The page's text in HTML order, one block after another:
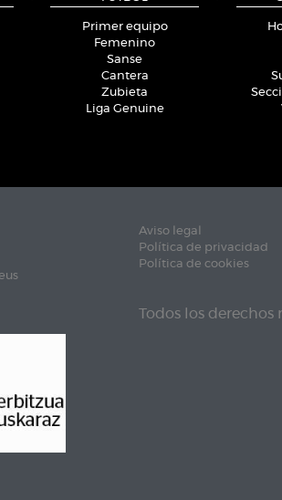
Primer equipo
Femenino
Sanse
Cantera
Zubieta
Liga Genuine
Aviso legal
Política de privacidad
Política de cookies
Todos los derechos